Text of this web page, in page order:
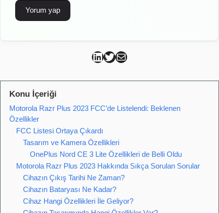
Can Kütahya Linkedin
Can Kütahya Twitter
Can Kütahya Mail
Konu İçeriği
Motorola Razr Plus 2023 FCC’de Listelendi: Beklenen
Özellikler
FCC Listesi Ortaya Çıkardı
Tasarım ve Kamera Özellikleri
OnePlus Nord CE 3 Lite Özellikleri de Belli Oldu
Motorola Razr Plus 2023 Hakkında Sıkça Sorulan Sorular
Cihazın Çıkış Tarihi Ne Zaman?
Cihazın Bataryası Ne Kadar?
Cihaz Hangi Özellikleri İle Geliyor?